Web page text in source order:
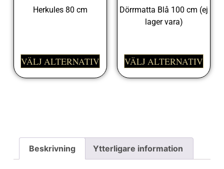
Herkules 80 cm
VÄLJ ALTERNATIV
Dörrmatta Blå 100 cm (ej
lager vara)
VÄLJ ALTERNATIV
Beskrivning Ytterligare information